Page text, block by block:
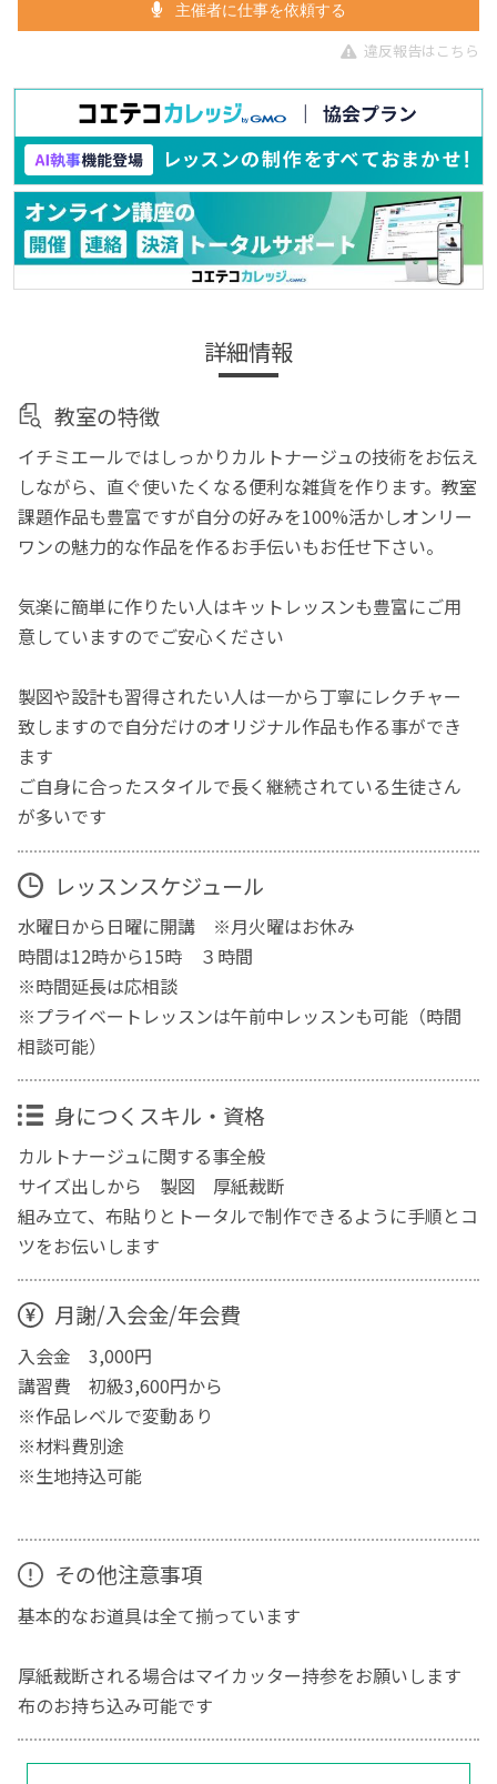
主催者に仕事を依頼する
違反報告はこちら
詳細情報
教室の特徴
イチミエールではしっかりカルトナージュの技術をお伝え
しながら、直ぐ使いたくなる便利な雑貨を作ります。教室
課題作品も豊富ですが自分の好みを100%活かしオンリー
ワンの魅力的な作品を作るお手伝いもお任せ下さい。
気楽に簡単に作りたい人はキットレッスンも豊富にご用
意していますのでご安心ください
製図や設計も習得されたい人は一から丁寧にレクチャー
致しますので自分だけのオリジナル作品も作る事ができ
ます
ご自身に合ったスタイルで長く継続されている生徒さん
が多いです
レッスンスケジュール
水曜日から日曜に開講 ※月火曜はお休み
時間は12時から15時 ３時間
※時間延長は応相談
※プライベートレッスンは午前中レッスンも可能（時間
相談可能）
身につくスキル・資格
カルトナージュに関する事全般
サイズ出しから 製図 厚紙裁断
組み立て、布貼りとトータルで制作できるように手順とコ
ツをお伝いします
月謝/入会金/年会費
入会金 3,000円
講習費 初級3,600円から
※作品レベルで変動あり
※材料費別途
※生地持込可能
その他注意事項
基本的なお道具は全て揃っています
厚紙裁断される場合はマイカッター持参をお願いします
布のお持ち込み可能です